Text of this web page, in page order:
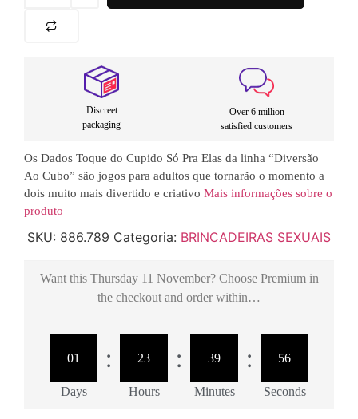
Discreet
packaging
Over 6 million
satisfied customers
Os Dados Toque do Cupido Só Pra Elas da linha “Diversão
Ao Cubo” são jogos para adultos que tornarão o momento a
dois muito mais divertido e criativo Mais informações sobre o
produto
SKU: 886.789 Categoria: BRINCADEIRAS SEXUAIS
Want this Thursday 11 November? Choose Premiumin
the checkout and order within…
01 :
Days
23 :
Hours
39 :
Minutes
56
Seconds